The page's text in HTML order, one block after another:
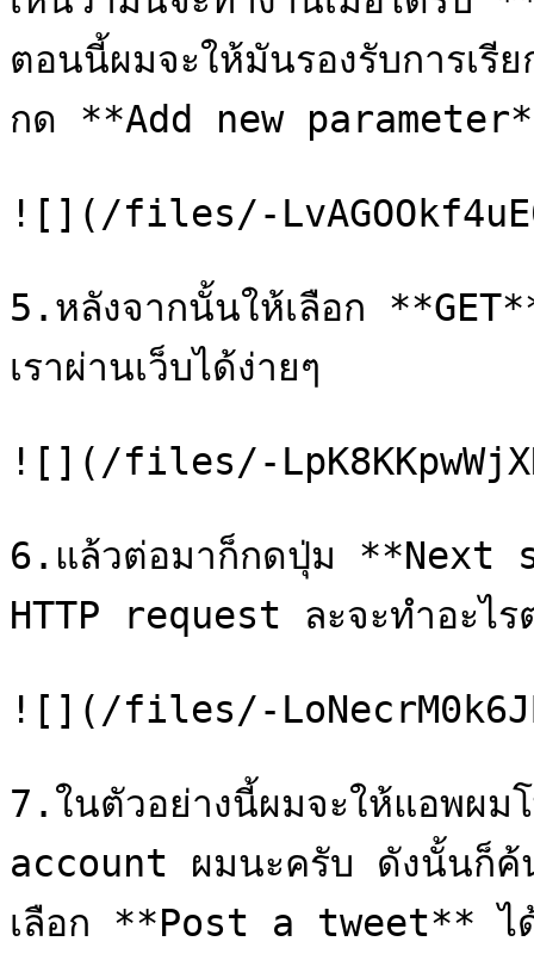
ตอนนี้ผมจะให้มันรองรับการเ
กด **Add new
![](/files/-
5.หลังจากนั้นให้เลือก
เราผ่านเว็บได้ง่ายๆ
![](/files/-
6.แล้วต่อมาก็กดปุ่ม **Next
HTTP request ละจะทำอะไร
![](/files/-
7.ในตัวอย่างนี้ผมจะให้แอพ
account ผมนะครับ ดังนั้น
เลือก **Post a tweet** ได้